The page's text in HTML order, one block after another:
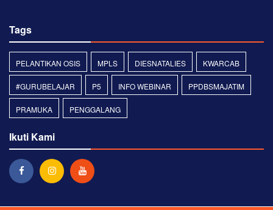
Tags
PELANTIKAN OSIS MPLS DIESNATALIES KWARCAB
#GURUBELAJAR P5 INFO WEBINAR PPDBSMAJATIM
PRAMUKA PENGGALANG
Ikuti Kami